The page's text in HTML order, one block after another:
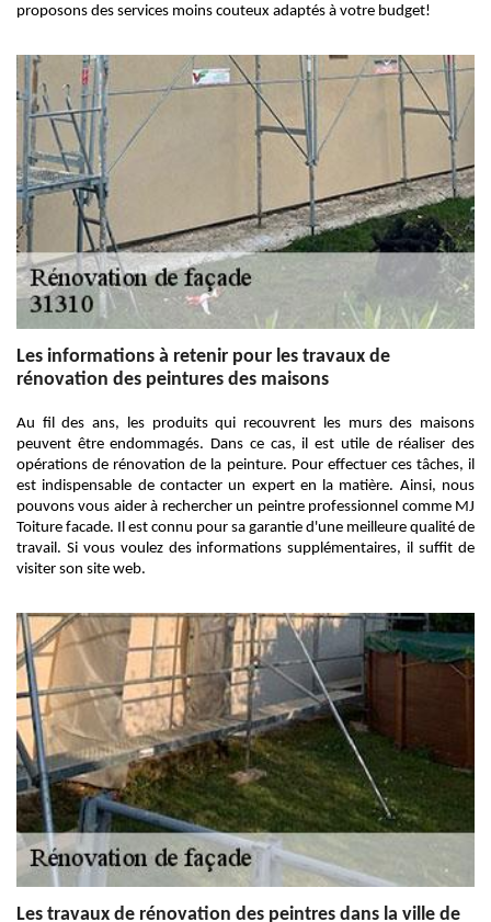
proposons des services moins couteux adaptés à votre budget!
Les informations à retenir pour les travaux de
rénovation des peintures des maisons
Au fil des ans, les produits qui recouvrent les murs des maisons
peuvent être endommagés. Dans ce cas, il est utile de réaliser des
opérations de rénovation de la peinture. Pour effectuer ces tâches, il
est indispensable de contacter un expert en la matière. Ainsi, nous
pouvons vous aider à rechercher un peintre professionnel comme MJ
Toiture facade. Il est connu pour sa garantie d'une meilleure qualité de
travail. Si vous voulez des informations supplémentaires, il suffit de
visiter son site web.
Les travaux de rénovation des peintres dans la ville de